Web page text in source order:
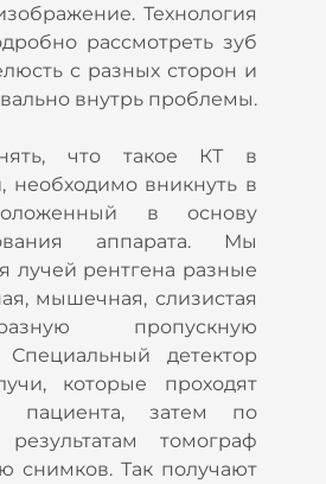
Технология
рассмотреть зуб
с разных сторон и
внутрь проблемы.
что такое КТ в
необходимо вникнуть в
в основу
аппарата. Мы
лучей рентгена разные
мышечная, слизистая
пропускную
Специальный детектор
которые проходят
пациента, затем по
томограф
снимков. Так получают